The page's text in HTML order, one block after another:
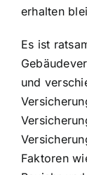
erhalten
Es ist
und
Faktoren